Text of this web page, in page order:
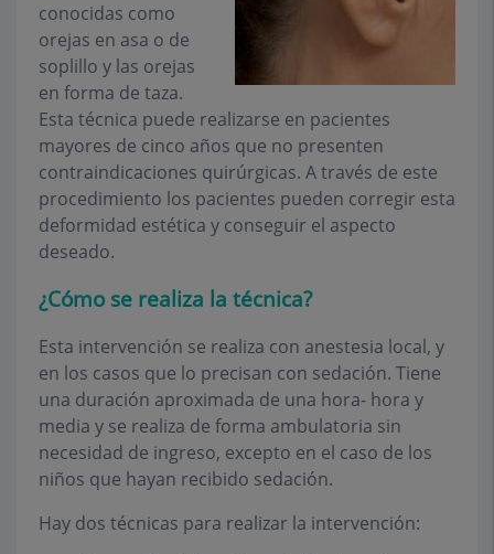
conocidas como
orejas en asa o de
soplillo y las orejas
en forma de taza.
Esta técnica puede realizarse en pacientes
mayores de cinco años que no presenten
contraindicaciones quirúrgicas. A través de este
procedimiento los pacientes pueden corregir esta
deformidad estética y conseguir el aspecto
deseado.
¿Cómo se realiza la técnica?
Esta intervención se realiza con anestesia local, y
en los casos que lo precisan con sedación. Tiene
una duración aproximada de una hora- hora y
media y se realiza de forma ambulatoria sin
necesidad de ingreso, excepto en el caso de los
niños que hayan recibido sedación.
Hay dos técnicas para realizar la intervención: